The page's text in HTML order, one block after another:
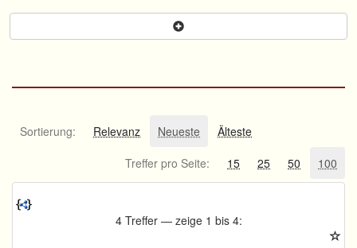
Sortierung: Relevanz Neueste
Älteste
Treffer pro Seite:
15 25 50 100
4 Treffer — zeige 1 bis 4: